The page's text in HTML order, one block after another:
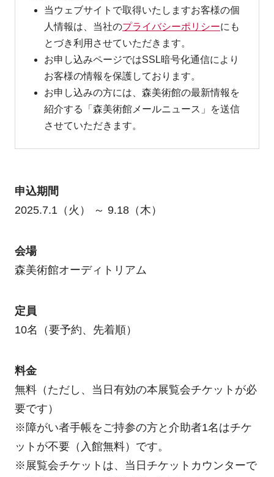
当ウェブサイトで取得いたしますお客様の個
人情報は、当社のプライバシーポリシーにも
とづき利用させていただきます。
お申し込みページではSSL暗号化通信により
お客様の情報を保護しております。
お申し込みの方には、森美術館の最新情報を
紹介する「森美術館メールニュース」を送信
させていただきます。
申込期間
2025.7.1（火） ～ 9.18（木）
会場
森美術館オーディトリアム
定員
10名（要予約、先着順）
料金
無料（ただし、当日有効の本展覧会チケットが必
要です）
※障がい者手帳をご持参の方と介助者1名はチケ
ットが不要（入館無料）です。
※展覧会チケットは、当日チケットカウンターで